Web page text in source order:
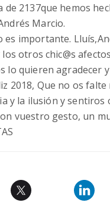
de 2137que hemos
Marcio.
es importante.
otros chic@s
lo quieren agradecer
2018, Que no os falte
y la ilusión y sentiros
vuestro gesto, un